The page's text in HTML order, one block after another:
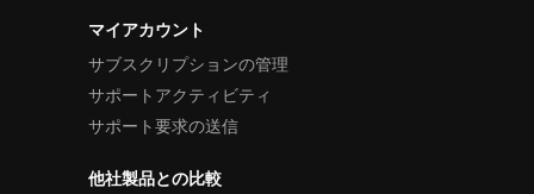
マイアカウント
サブスクリプションの管理
サポートアクティビティ
サポート要求の送信
他社製品との比較